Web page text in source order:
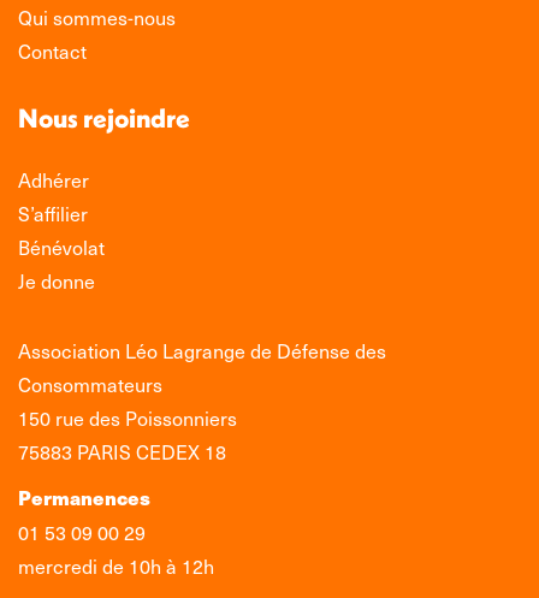
Qui sommes-nous
Contact
Nous rejoindre
Adhérer
S’affilier
Bénévolat
Je donne
Association Léo Lagrange de Défense des
Consommateurs
150 rue des Poissonniers
75883 PARIS CEDEX 18
Permanences
01 53 09 00 29
mercredi de 10h à 12h